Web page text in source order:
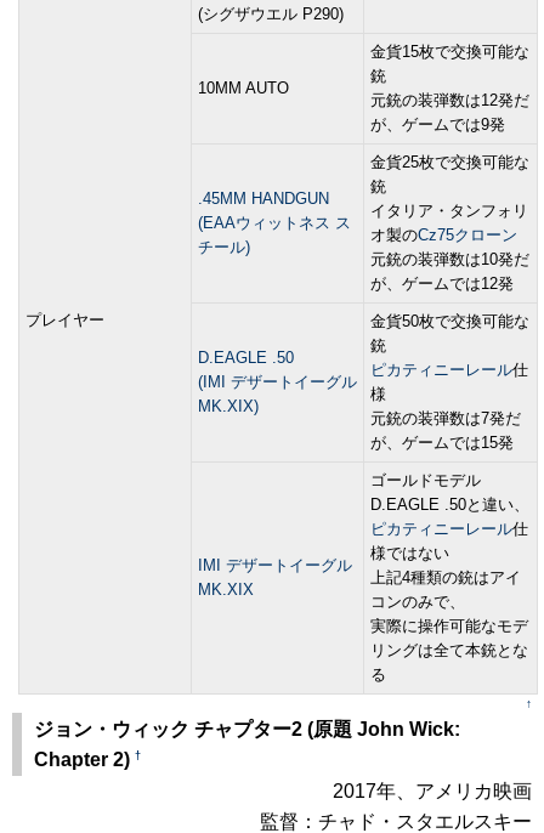
プレイヤー
(シグザウエル P290)
10MM AUTO
金貨15枚で交換可能な
銃
元銃の装弾数は12発だ
が、ゲームでは9発
.45MM HANDGUN
(EAAウィットネス ス
チール)
金貨25枚で交換可能な
銃
イタリア・タンフォリ
オ製のCz75クローン
元銃の装弾数は10発だ
が、ゲームでは12発
D.EAGLE .50
(IMI デザートイーグル
MK.XIX)
金貨50枚で交換可能な
銃
ピカティニーレール仕
様
元銃の装弾数は7発だ
が、ゲームでは15発
IMI デザートイーグル
MK.XIX
ゴールドモデル
D.EAGLE .50と違い、
ピカティニーレール仕
様ではない
上記4種類の銃はアイ
コンのみで、
実際に操作可能なモデ
リングは全て本銃とな
る
↑
ジョン・ウィック チャプター2 (原題 John Wick:
Chapter 2) †
2017年、アメリカ映画
監督：チャド・スタエルスキー